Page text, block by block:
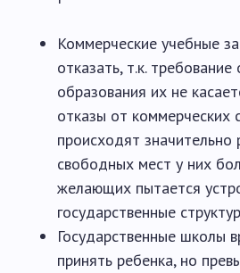
Коммерческие учебные
отказать, т.к.
образования их не
отказы от коммерческих
происходят значительно
свободных мест у них
желающих пытается
государственные
Государственные школы
принять ребенка, но